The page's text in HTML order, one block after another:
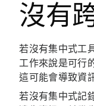
沒有
若沒有集中式工
工作來說是可行
這可能會導致資
若沒有集中式記